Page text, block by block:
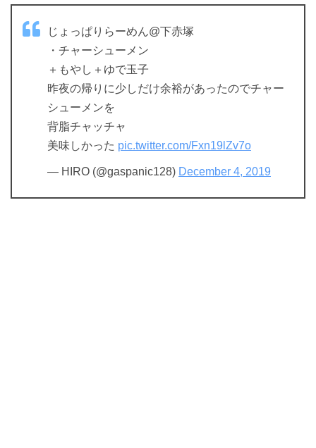
じょっぱりらーめん@下赤塚
・チャーシューメン
＋もやし＋ゆで玉子
昨夜の帰りに少しだけ余裕があったのでチャー
シューメンを
背脂チャッチャ
美味しかった pic.twitter.com/Fxn19lZv7o
— HIRO (@gaspanic128) December 4, 2019